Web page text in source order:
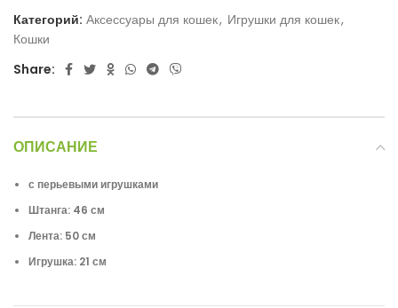
Категорий: Аксессуары для кошек, Игрушки для кошек,
Кошки
Share:
ОПИСАНИЕ
с перьевыми игрушками
Штанга: 46 см
Лента: 50 см
Игрушка: 21 см